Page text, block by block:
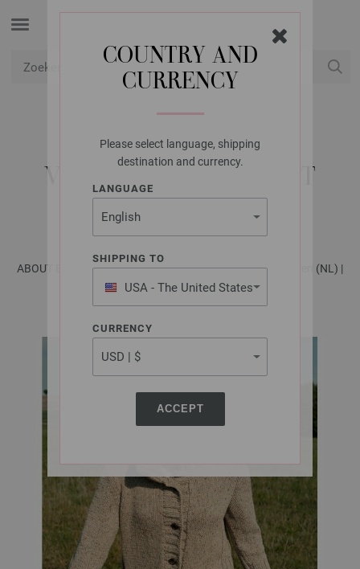
COUNTRY AND
CURRENCY
Please select language, shipping
destination and currency.
LANGUAGE
SHIPPING TO
USA - The United States
of America
CURRENCY
ACCEPT
LANA GROSSA
VEST LANDLUST SOFT
TWEED 90
ABOUT BERLIN No. 11 - Tijdschrift (DE) + Breibeschrijvingen (NL) |
Model 44